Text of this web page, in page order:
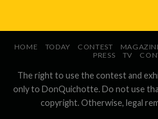
HOME TODAY CONTEST
PRESS
TV
The right to use the contest and
only to DonQuichotte. Do not use
copyright. Otherwise, legal